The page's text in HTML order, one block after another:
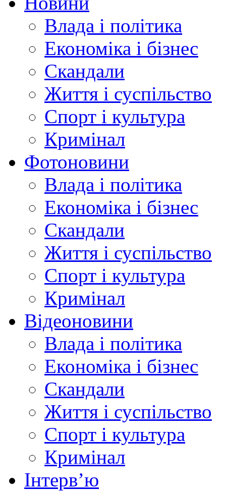
Влада і політика
Економіка і бізнес
Скандали
Життя і суспільство
Спорт і культура
Кримінал
Фотоновини
Влада і політика
Економіка і бізнес
Скандали
Життя і суспільство
Спорт і культура
Кримінал
Відеоновини
Влада і політика
Економіка і бізнес
Скандали
Життя і суспільство
Спорт і культура
Кримінал
Інтерв’ю